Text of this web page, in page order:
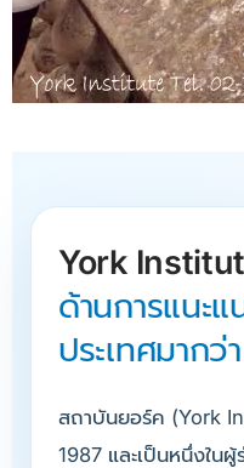
York
ด้านการแนะ
ประเทศมากว่
สถาบันยอร์ค (York
1987 และเป็นหนึ่งใน